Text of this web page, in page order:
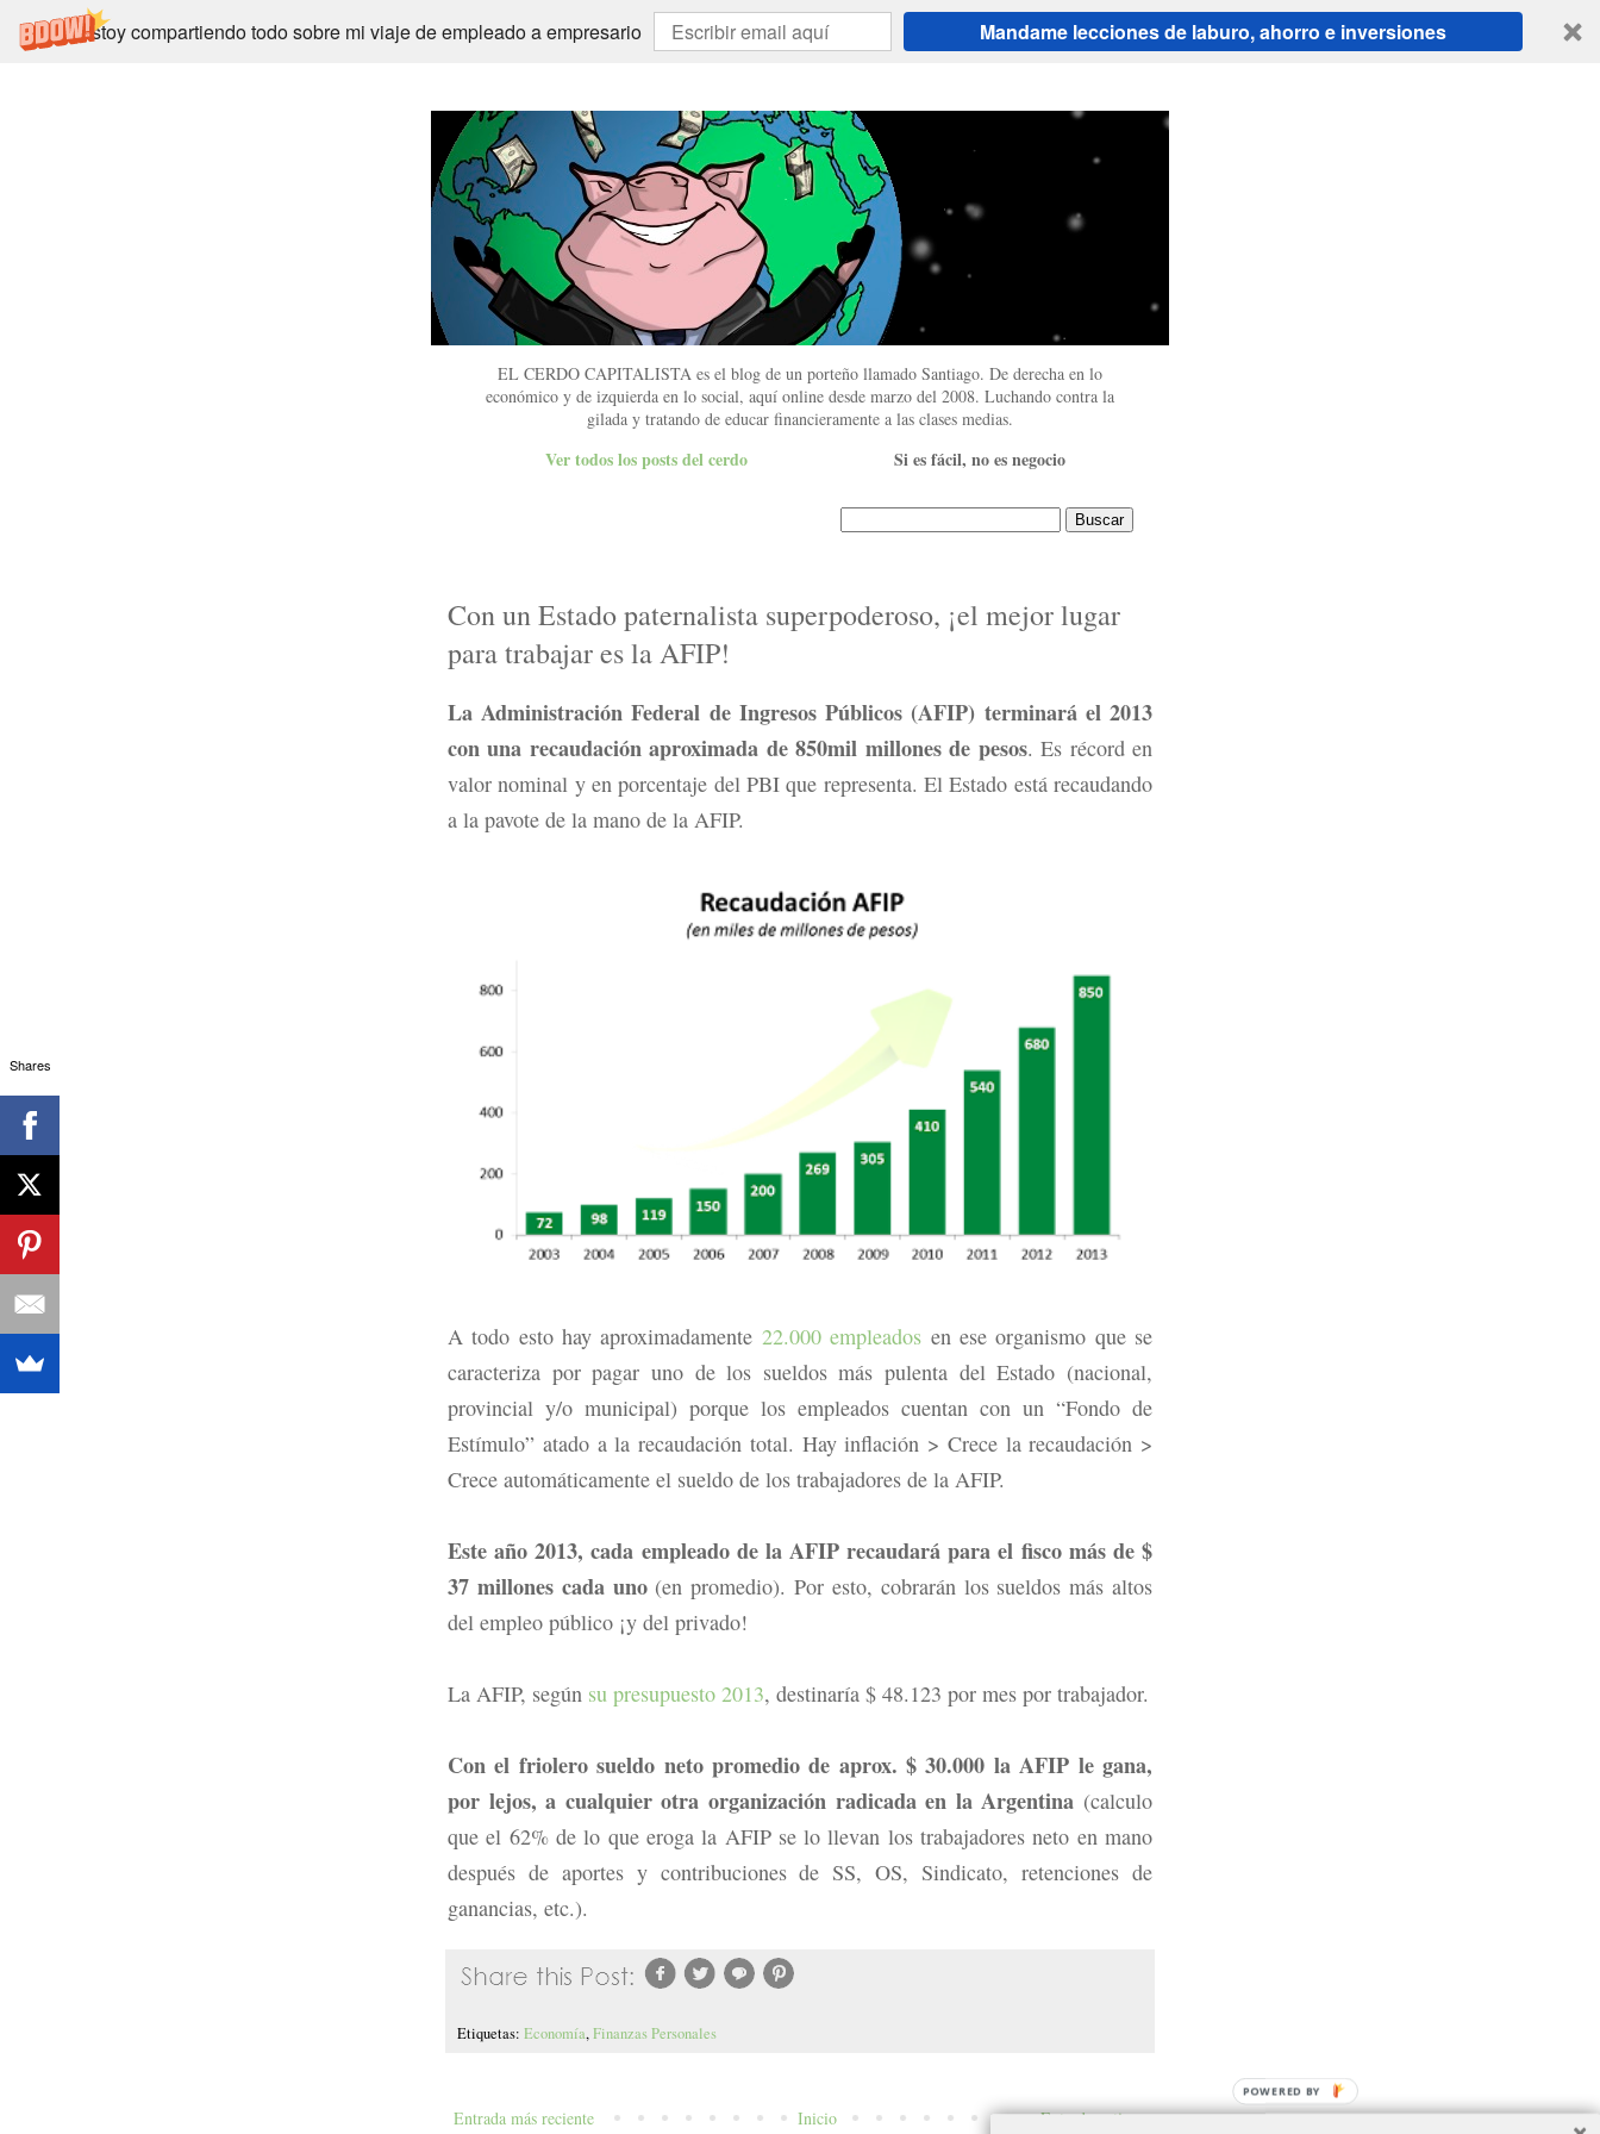
Estoy compartiendo todo sobre mi viaje de empleado a empresario Mandame lecciones de laburo, ahorro e inversiones
EL CERDO CAPITALISTA es el blog de un porteño llamado Santiago. De derecha en lo
económico y de izquierda en lo social, aquí online desde marzo del 2008. Luchando contra la
gilada y tratando de educar financieramente a las clases medias.
Ver todos los posts del cerdo Si es fácil, no es negocio
Con un Estado paternalista superpoderoso, ¡el mejor lugar
para trabajar es la AFIP!
La Administración Federal de Ingresos Públicos (AFIP) terminará el 2013
con una recaudación aproximada de 850mil millones de pesos. Es récord en
valor nominal y en porcentaje del PBI que representa. El Estado está recaudando
a la pavote de la mano de la AFIP.
A todo esto hay aproximadamente 22.000 empleados en ese organismo que se
caracteriza por pagar uno de los sueldos más pulenta del Estado (nacional,
provincial y/o municipal) porque los empleados cuentan con un “Fondo de
Estímulo” atado a la recaudación total. Hay inflación > Crece la recaudación >
Crece automáticamente el sueldo de los trabajadores de la AFIP.
Este año 2013, cada empleado de la AFIP recaudará para el fisco más de $
37 millones cada uno(en promedio). Por esto, cobrarán los sueldos más altos
del empleo público ¡y del privado!
La AFIP, según su presupuesto 2013, destinaría $ 48.123 por mes por trabajador.
Con el friolero sueldo neto promedio de aprox. $ 30.000 la AFIP le gana,
por lejos, a cualquier otra organización radicada en la Argentina (calculo
que el 62% de lo que eroga la AFIP se lo llevan los trabajadores neto en mano
después de aportes y contribuciones de SS, OS, Sindicato, retenciones de
ganancias, etc.).
Etiquetas: Economía,Finanzas Personales
Entrada más reciente Entrada antigua
Inicio
Shares
POWERED BY